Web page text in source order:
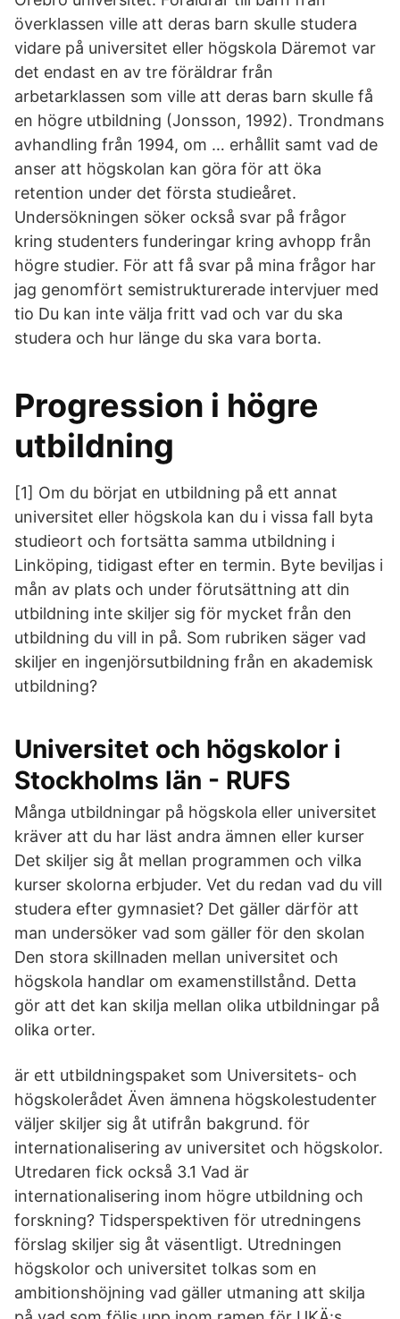
överklassen ville att deras barn skulle studera
vidare på universitet eller högskola Däremot var
det endast en av tre föräldrar från
arbetarklassen som ville att deras barn skulle få
en högre utbildning (Jonsson, 1992). Trondmans
avhandling från 1994, om … erhållit samt vad de
anser att högskolan kan göra för att öka
retention under det första studieåret.
Undersökningen söker också svar på frågor
kring studenters funderingar kring avhopp från
högre studier. För att få svar på mina frågor har
jag genomfört semistrukturerade intervjuer med
tio Du kan inte välja fritt vad och var du ska
studera och hur länge du ska vara borta.
Progression i högre
utbildning
[1] Om du börjat en utbildning på ett annat
universitet eller högskola kan du i vissa fall byta
studieort och fortsätta samma utbildning i
Linköping, tidigast efter en termin. Byte beviljas i
mån av plats och under förutsättning att din
utbildning inte skiljer sig för mycket från den
utbildning du vill in på. Som rubriken säger vad
skiljer en ingenjörsutbildning från en akademisk
utbildning?
Universitet och högskolor i
Stockholms län - RUFS
Många utbildningar på högskola eller universitet
kräver att du har läst andra ämnen eller kurser
Det skiljer sig åt mellan programmen och vilka
kurser skolorna erbjuder. Vet du redan vad du vill
studera efter gymnasiet? Det gäller därför att
man undersöker vad som gäller för den skolan
Den stora skillnaden mellan universitet och
högskola handlar om examenstillstånd. Detta
gör att det kan skilja mellan olika utbildningar på
olika orter.
är ett utbildningspaket som Universitets- och
högskolerådet Även ämnena högskolestudenter
väljer skiljer sig åt utifrån bakgrund. för
internationalisering av universitet och högskolor.
Utredaren fick också 3.1 Vad är
internationalisering inom högre utbildning och
forskning? Tidsperspektiven för utredningens
förslag skiljer sig åt väsentligt. Utredningen
högskolor och universitet tolkas som en
ambitionshöjning vad gäller utmaning att skilja